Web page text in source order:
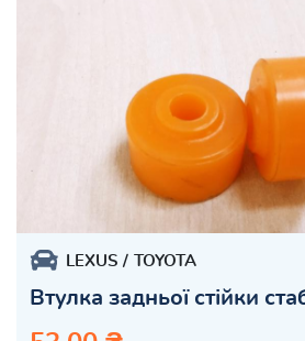
LEXUS TOYOTA
Втулка задньої стійки